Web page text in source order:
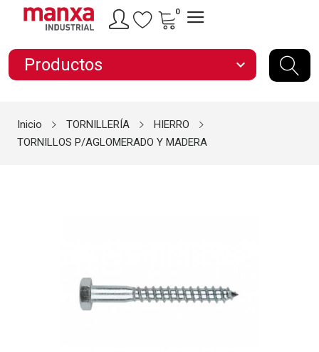
0
Productos expand_more
Inicio TORNILLERÍA
HIERRO
TORNILLOS P/AGLOMERADO Y MADERA